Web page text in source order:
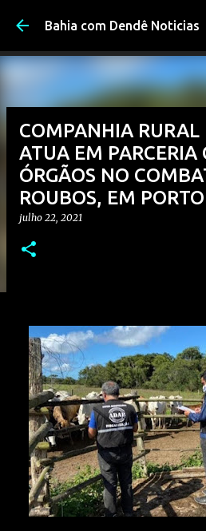
Pular para o
Bahia com Dendê Noticias
COMPANHIA RURAL
ATUA EM PARCERIA
ÓRGÃOS NO
ROUBOS, EM
julho 22, 2021